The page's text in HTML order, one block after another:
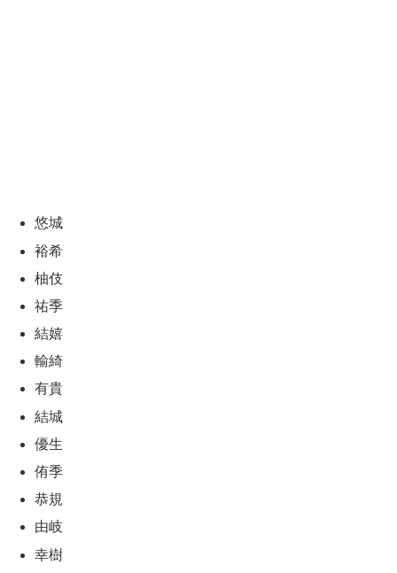
悠城
裕希
柚伎
祐季
結嬉
輸綺
有貴
結城
優生
侑季
恭規
由岐
幸樹